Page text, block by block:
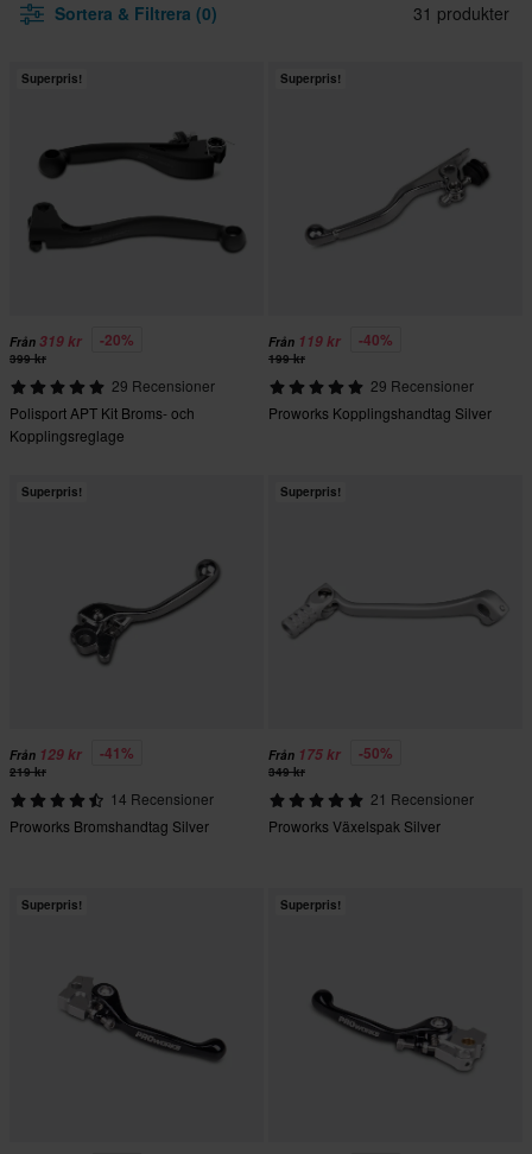
Sortera & Filtrera (0) 31 produkter
Superpris!
Från 319 kr -20%
399 kr
29 Recensioner
Polisport APT Kit Broms- och
Kopplingsreglage
Superpris!
Från 119 kr -40%
199 kr
29 Recensioner
Proworks Kopplingshandtag Silver
Superpris!
Från 129 kr -41%
219 kr
14 Recensioner
Proworks Bromshandtag Silver
Superpris!
Från 175 kr -50%
349 kr
21 Recensioner
Proworks Växelspak Silver
Superpris! Superpris!